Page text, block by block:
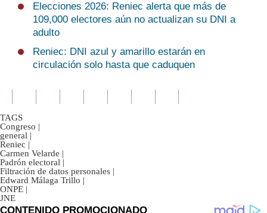
Elecciones 2026: Reniec alerta que más de
109,000 electores aún no actualizan su DNI a
adulto
Reniec: DNI azul y amarillo estarán en
circulación solo hasta que caduquen
TAGS
Congreso |
general |
Reniec |
Carmen Velarde |
Padrón electoral |
Filtración de datos personales |
Edward Málaga Trillo |
ONPE |
JNE